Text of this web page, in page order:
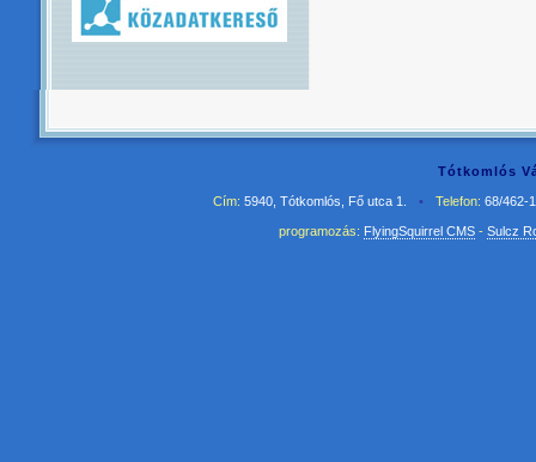
Tótkomlós
Cím: 5940, Tótkomlós, Fő utca 1. • Telefon: 68/462-
programozás: FlyingSquirrel CMS- Sulcz